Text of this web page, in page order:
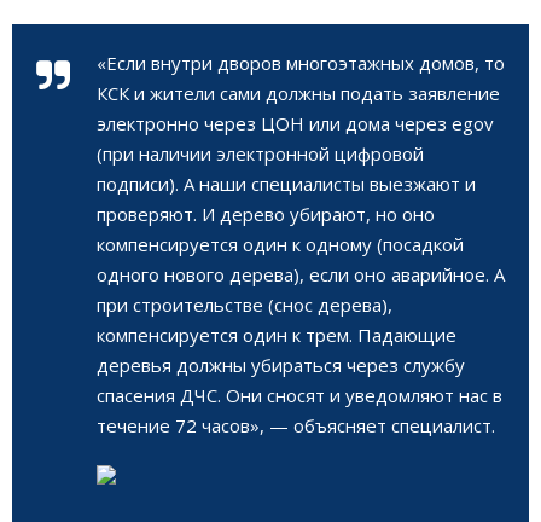
«Если внутри дворов многоэтажных домов, то
КСК и жители сами должны подать заявление
электронно через ЦОН или дома через egov
(при наличии электронной цифровой
подписи). А наши специалисты выезжают и
проверяют. И дерево убирают, но оно
компенсируется один к одному (посадкой
одного нового дерева), если оно аварийное. А
при строительстве (снос дерева),
компенсируется один к трем. Падающие
деревья должны убираться через службу
спасения ДЧС. Они сносят и уведомляют нас в
течение 72 часов», — объясняет специалист.